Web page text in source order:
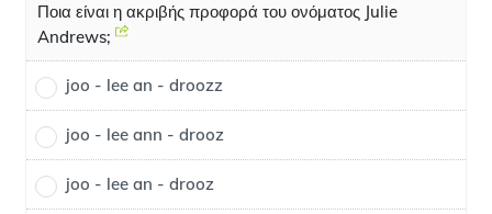
Ποια είναι η ακριβής προφορά του ονόματος Julie
Andrews;
joo - lee an - droozz
joo - lee ann - drooz
joo - lee an - drooz